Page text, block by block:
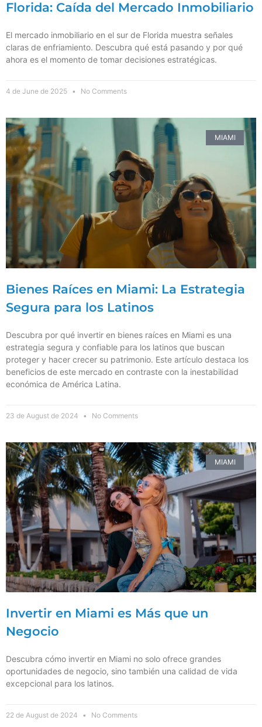
Florida: Caída del Mercado Inmobiliario
El mercado inmobiliario en el sur de Florida muestra señales
claras de enfriamiento. Descubra qué está pasando y por qué
ahora es el momento de tomar decisiones estratégicas.
4 de June de 2025 No Comments
MIAMI
Bienes Raíces en Miami: La Estrategia
Segura para los Latinos
Descubra por qué invertir en bienes raíces en Miami es una
estrategia segura y confiable para los latinos que buscan
proteger y hacer crecer su patrimonio. Este artículo destaca los
beneficios de este mercado en contraste con la inestabilidad
económica de América Latina.
23 de August de 2024 No Comments
MIAMI
Invertir en Miami es Más que un
Negocio
Descubra cómo invertir en Miami no solo ofrece grandes
oportunidades de negocio, sino también una calidad de vida
excepcional para los latinos.
22 de August de 2024 No Comments